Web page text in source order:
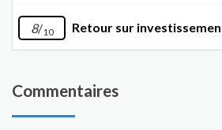
8/10 Retour sur
Commentaires